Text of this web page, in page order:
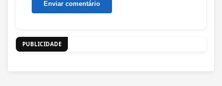
PUBLICIDADE